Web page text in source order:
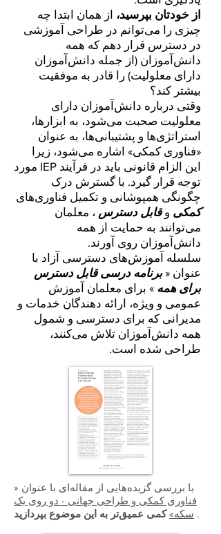
از خودتان بپرسید، از همان ابتدا چه
چیزی را می‌توانم در طراحی آموزشی
در دسترس قرار دهم که همه
دانش‌آموزان (از جمله دانش‌آموزان
دارای معلولیت) را قادر به موفقیت
بیشتر کند؟
وقتی درباره دانش‌آموزان دارای
معلولیت صحبت می‌شود، به ابزارها،
استراتژی‌ها و پشتیبانی‌ها، به عنوان
«فناوری کمکی» اشاره می‌شود، زیرا
این الزام قانونی باید در فرآیند IEP مورد
توجه قرار گیرد. با گسترش درک
چگونگی همپوشانی و تکمیل فناوری‌های
کمکی وقابل دسترس ، معلمان
می‌توانند به حمایت از همه
دانش‌آموزان روی آورند.
سلسله آموزش‌های دسترسی آزاد با
عنوان «برنامه درسی قابل دسترس
برای همه » برای معلمان آموزش
عمومی و ویژه، ارائه دهندگان خدمات و
مدیرانی که برای دسترسی و شمول
همه دانش‌آموزان تلاش می‌کنند،
طراحی شده است.
با بررسی گزیده‌هایی از مقاله‌ای با عنوان «
فناوری کمکی و طراحی جهانی - دو روی یک
سکه» کمی عمیق‌تر به این موضوع بپردازید .